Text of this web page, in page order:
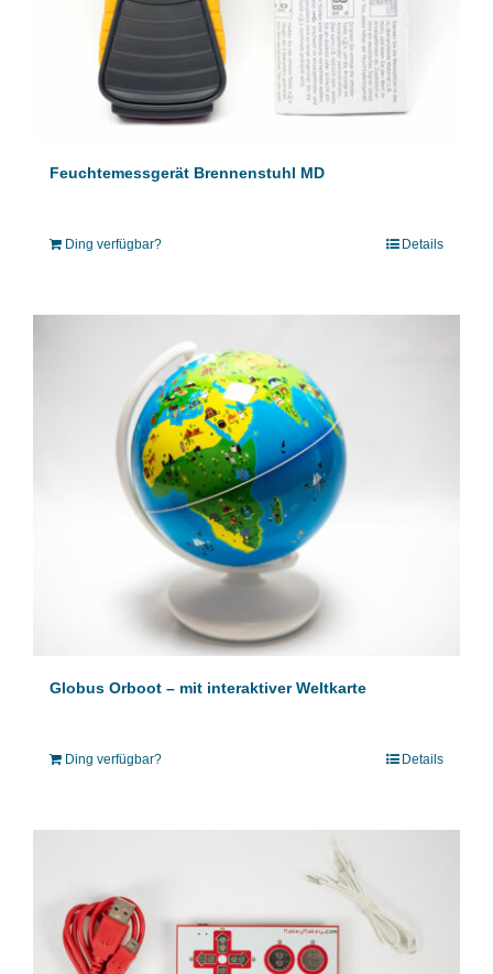
Feuchtemessgerät Brennenstuhl MD
Ding verfügbar? Details
Globus Orboot – mit interaktiver Weltkarte
Ding verfügbar? Details